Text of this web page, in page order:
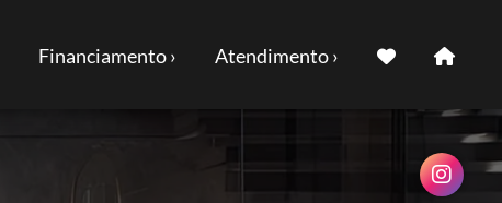
Financiamento › Atendimento ›